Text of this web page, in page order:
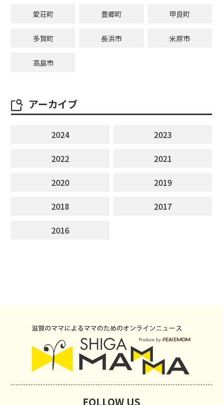
愛荘町 豊郷町 甲良町
多賀町 長浜市 米原市
高島市
アーカイブ
2024
2023
2022
2021
2020
2019
2018
2017
2016
FOLLOW US